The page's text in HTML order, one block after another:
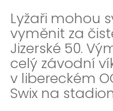
Lyžaři mohou
vyměnit za
Jizerské 50.
celý závodní
v libereckém
Swix na